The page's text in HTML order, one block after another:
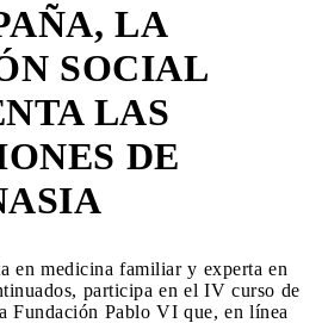
LA
SOCIAL
LAS
DE
en medicina familiar y experta en
participa en el IV curso de
Fundación Pablo VI que, en línea